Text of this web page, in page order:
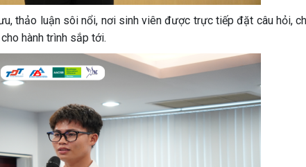
thảo luận sôi nổi, nơi sinh viên được trực tiếp đặt câu hỏi,
hành trình sắp tới.